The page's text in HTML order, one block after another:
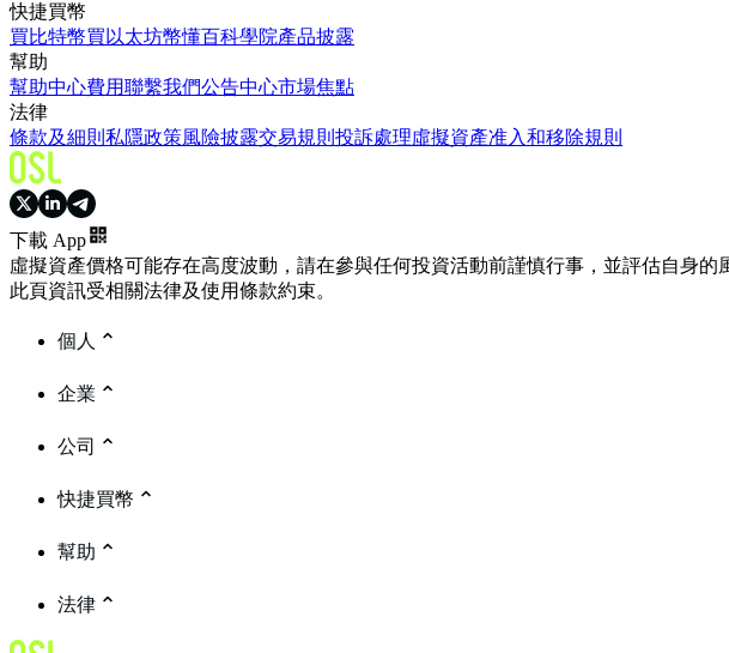
快捷買幣
買比特幣買以太坊幣懂百科學院產品披露
幫助
幫助中心費用聯繫我們公告中心市場焦點
法律
條款及細則 私隱政策風險披露交易規則 投訴處理虛擬資產准入和移除規則
下載 App
虛擬資產價格可能存在高度波動，請在參與任何投資活動前謹慎行事，並評估自身的
此頁資訊受相關法律及使用條款約束。
個人
企業
公司
快捷買幣
幫助
法律